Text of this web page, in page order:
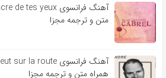
متن و ترجمه مجزا
همراه متن و ترجمه مجزا